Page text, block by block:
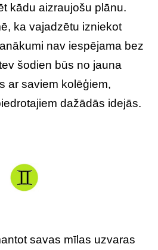
kādu aizraujošu plānu.
ka vajadzētu izniekot
nav iespējama bez
šodien būs no jauna
ar saviem kolēģiem,
dažādās idejās.
savas mīlas uzvaras